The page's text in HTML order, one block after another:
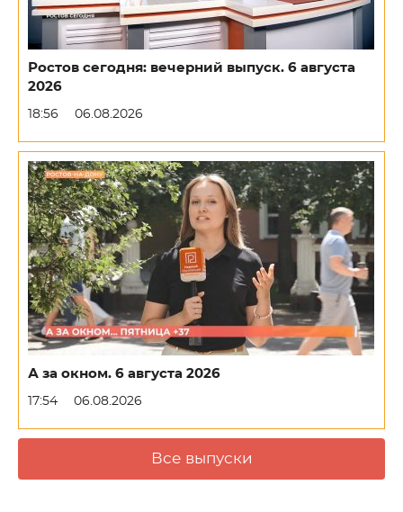
Ростов сегодня: вечерний выпуск. 6 августа
2026
18:56 06.08.2026
А за окном. 6 августа 2026
17:54 06.08.2026
Все выпуски